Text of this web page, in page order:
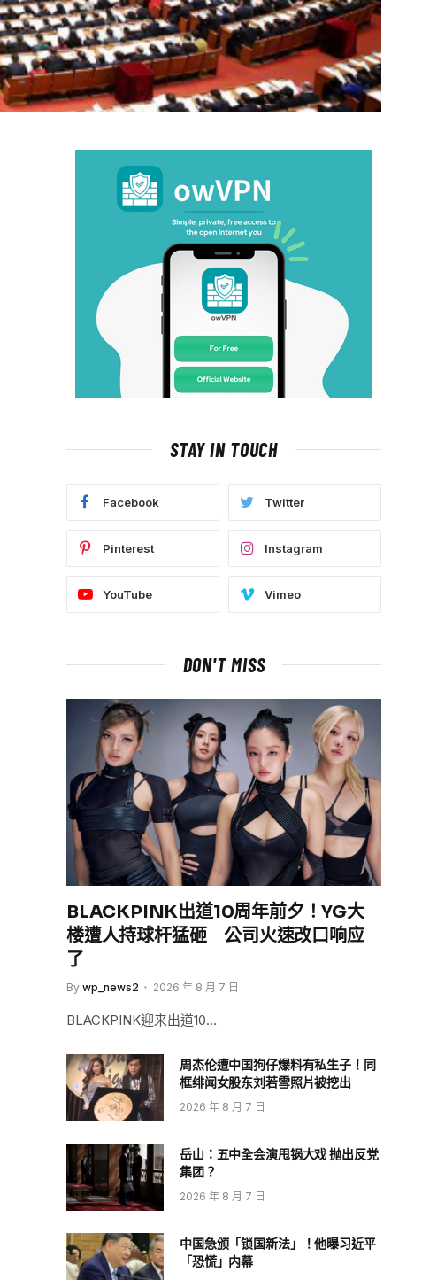
STAY IN TOUCH
Facebook Twitter
Pinterest Instagram
YouTube Vimeo
DON'T MISS
BLACKPINK出道10周年前夕！YG大
楼遭人持球杆猛砸 公司火速改口响应
了
By wp_news2 2026 年 8 月 7 日
BLACKPINK迎来出道10…
周杰伦遭中国狗仔爆料有私生子！同
框绯闻女股东刘若雪照片被挖出
2026 年 8 月 7 日
岳山：五中全会演甩锅大戏 抛出反党
集团？
2026 年 8 月 7 日
中国急颁「锁国新法」！他曝习近平
「恐慌」内幕